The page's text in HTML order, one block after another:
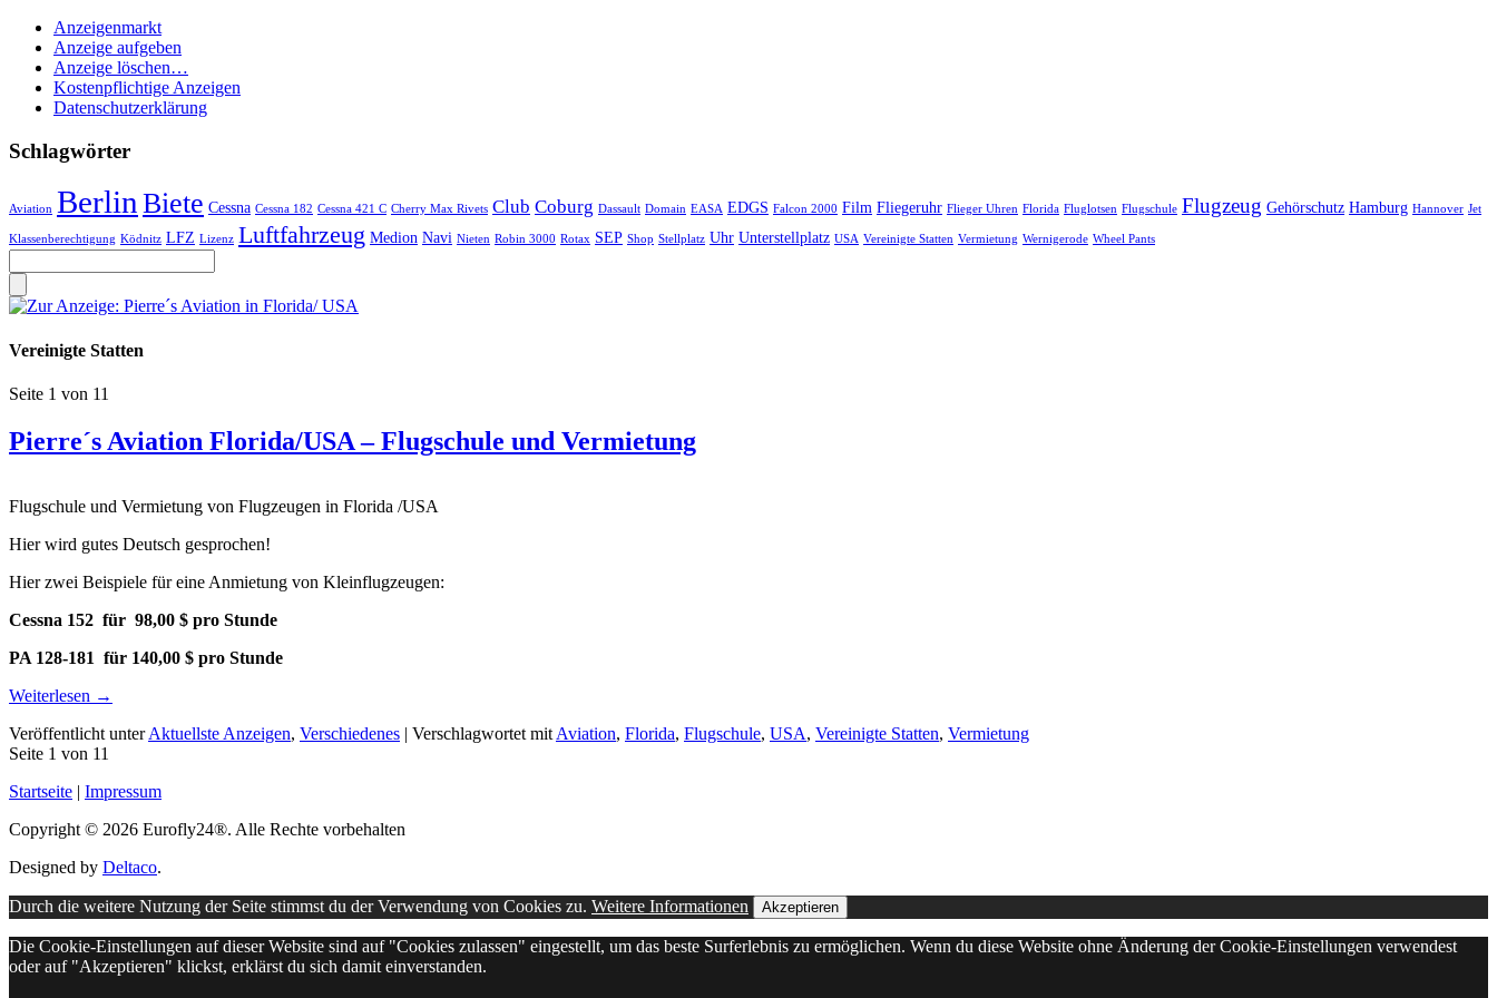
Anzeigenmarkt
Anzeige aufgeben
Anzeige löschen…
Kostenpflichtige Anzeigen
Datenschutzerklärung
Schlagwörter
Aviation BerlinBiete Cessna Cessna 182 Cessna 421 C Cherry Max Rivets Club Coburg Dassault Domain EASA EDGS Falcon 2000 Film Fliegeruhr Flieger Uhren Florida Fluglotsen Flugschule Flugzeug Gehörschutz Hamburg Hannover Jet
Klassenberechtigung Ködnitz LFZ Lizenz Luftfahrzeug Medion Navi Nieten Robin 3000 Rotax SEP Shop Stellplatz Uhr Unterstellplatz USA Vereinigte Statten Vermietung Wernigerode Wheel Pants
Vereinigte Statten
Seite 1 von 11
Pierre´s Aviation Florida/USA – Flugschule und Vermietung
Flugschule und Vermietung von Flugzeugen in Florida /USA
Hier wird gutes Deutsch gesprochen!
Hier zwei Beispiele für eine Anmietung von Kleinflugzeugen:
Cessna 152 für 98,00 $ pro Stunde
PA 128-181 für 140,00 $ pro Stunde
Weiterlesen →
Veröffentlicht unter Aktuellste Anzeigen, Verschiedenes | Verschlagwortet mit Aviation, Florida, Flugschule, USA, Vereinigte Statten, Vermietung
Seite 1 von 11
Startseite | Impressum
Copyright © 2026 Eurofly24®. Alle Rechte vorbehalten
Designed by Deltaco.
Durch die weitere Nutzung der Seite stimmst du der Verwendung von Cookies zu. Weitere Informationen Akzeptieren
Die Cookie-Einstellungen auf dieser Website sind auf "Cookies zulassen" eingestellt, um das beste Surferlebnis zu ermöglichen. Wenn du diese Website ohne Änderung der Cookie-Einstellungen verwendest
oder auf "Akzeptieren" klickst, erklärst du sich damit einverstanden.